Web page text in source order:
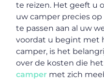
te reizen. Het geeft u
uw camper precies
te passen aan al uw
voordat u begint met
camper, is het
over de kosten die het
camper met zich